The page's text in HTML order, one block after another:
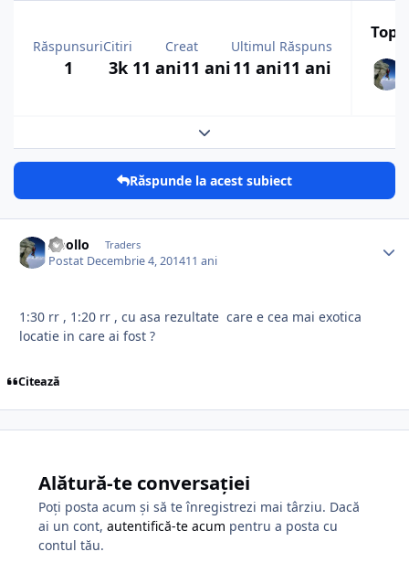
Răspunsuri
1
Citiri
3k
Creat
11 ani11 ani
Ultimul Răspuns
11 ani11 ani
Top
Expand topic overview
Răspunde la acest subiect
Apollo Traders
Postat Decembrie 4, 201411 ani
1:30 rr , 1:20 rr , cu asa rezultate care e cea mai exotica
locatie in care ai fost ?
Citează
Alătură-te conversației
Poți posta acum și să te înregistrezi mai târziu. Dacă
ai un cont, autentifică-te acum pentru a posta cu
contul tău.